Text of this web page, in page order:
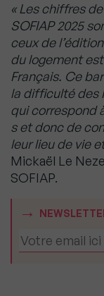
« Les chiffres
SOFIAP 2025
ceux de
du logement
Français. Ce
la difficulté des
qui correspond
s et donc de
leur lieu de vie
Mickaël Le
SOFIAP.